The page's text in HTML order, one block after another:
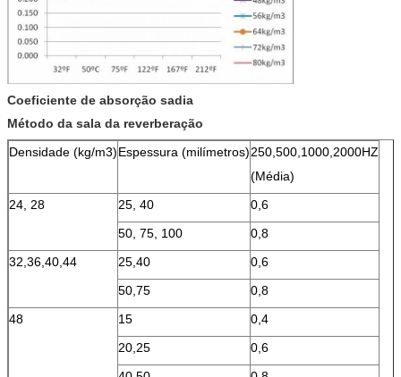
Coeficiente de absorção sadia
Método da sala da reverberação
Densidade (kg/m3)Espessura (milímetros)250,500,1000,2000HZ
(Média)
24, 28
25, 40
0,6
50, 75, 100
0,8
32,36,40,44
25,40
0,6
50,75
0,8
48
15
0,4
20,25
0,6